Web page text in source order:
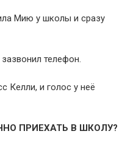
Мию у школы и сразу
телефон.
Келли, и голос у неё
ПРИЕХАТЬ В ШКОЛУ?